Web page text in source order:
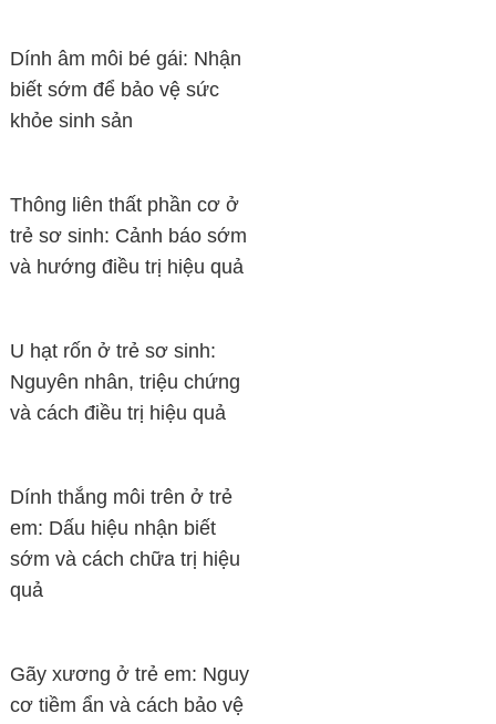
Dính âm môi bé gái: Nhận
biết sớm để bảo vệ sức
khỏe sinh sản
Thông liên thất phần cơ ở
trẻ sơ sinh: Cảnh báo sớm
và hướng điều trị hiệu quả
U hạt rốn ở trẻ sơ sinh:
Nguyên nhân, triệu chứng
và cách điều trị hiệu quả
Dính thắng môi trên ở trẻ
em: Dấu hiệu nhận biết
sớm và cách chữa trị hiệu
quả
Gãy xương ở trẻ em: Nguy
cơ tiềm ẩn và cách bảo vệ